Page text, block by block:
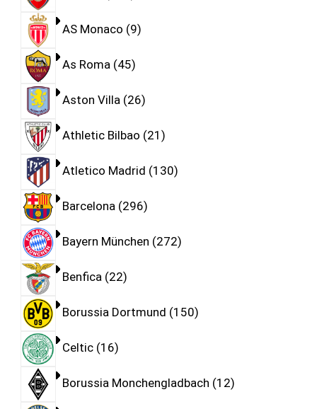
AS Monaco 9
As Roma 45
Aston Villa 26
Athletic Bilbao 21
Atletico Madrid 130
Barcelona 296
Bayern München 272
Benfica 22
Borussia Dortmund 150
Celtic 16
Borussia Monchengladbach 12